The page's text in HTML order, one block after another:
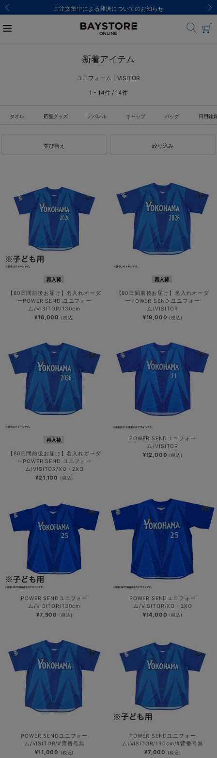
ご注文集中による発送についてのお知らせ
新着アイテム
ユニフォーム
VISITOR
1 - 14件 / 14件
タオル 応援グッズ アパレル キャップ バッグ 日用雑
並び替え 絞り込み
再入荷
【80日間前後お届け】名入れオーダ
ーPOWER SEND ユニフォー
ム/VISITOR/130cm
¥16,000 (税込)
再入荷
【80日間前後お届け】名入れオーダ
ーPOWER SEND ユニフォー
ム/VISITOR
¥19,000 (税込)
再入荷
【80日間前後お届け】名入れオーダ
ーPOWER SEND ユニフォー
ム/VISITOR/XO・2XO
¥21,100 (税込)
POWER SENDユニフォー
ム/VISITOR
¥12,000 (税込)
POWER SENDユニフォー
ム/VISITOR/130cm
¥7,900 (税込)
POWER SENDユニフォー
ム/VISITOR/XO・2XO
¥14,000 (税込)
POWER SENDユニフォー
ム/VISITOR/#背番号無
¥11,000 (税込)
POWER SENDユニフォー
ム/VISITOR/130cm/#背番号無
¥7,000 (税込)